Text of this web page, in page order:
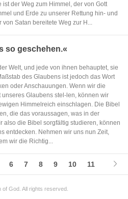
der Weg zum Himmel, der von Gott
und Erde zu unserer Rettung hin- und
Satan bereitete Weg zur H...
so geschehen.«
Welt, und jede von ihnen behauptet, sie
des Glaubens ist jedoch das Wort
oder Anschauungen. Wenn wir die
Glaubens stel-len, können wir
Himmelreich einschlagen. Die Bibel
die das voraussagen, was in der
also die Bibel sorgfältig studieren, können
entdecken. Nehmen wir uns nun Zeit,
wir die Richtig...
6 7 8 9 10 11
God. All rights reserved.